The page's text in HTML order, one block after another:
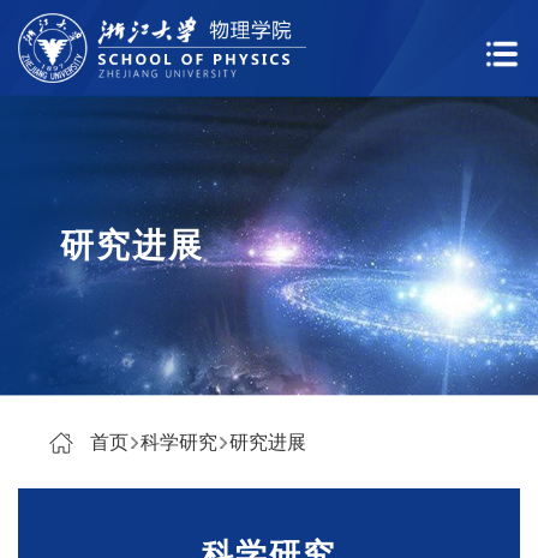
研究进展
首页 科学研究 研究进展